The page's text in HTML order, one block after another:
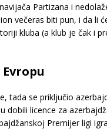
Partizana i
večeras biti pun, i da
kluba (a klub je čak i
tada se priključio
dobili licence za
Premijer ligi